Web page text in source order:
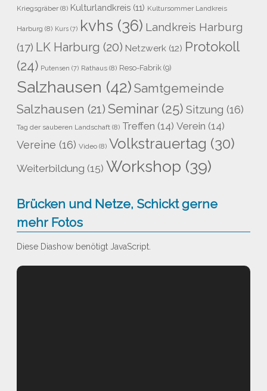
Kriegsgräber (8) Kulturlandkreis (11) Kultursommer Landkreis
Harburg (8) Kurs (7) kvhs (36) Landkreis Harburg
(17) LK Harburg (20) Netzwerk (12) Protokoll
(24) Putensen (7) Rathaus (8) Reso-Fabrik (9)
Salzhausen (42) Samtgemeinde
Salzhausen (21) Seminar(25) Sitzung (16)
Tag der sauberen Landschaft (8) Treffen (14) Verein (14)
Vereine (16) Video (8) Volkstrauertag (30)
Weiterbildung (15) Workshop (39)
Brücken und Netze, Schickt gerne
mehr Fotos
Diese Diashow benötigt JavaScript.